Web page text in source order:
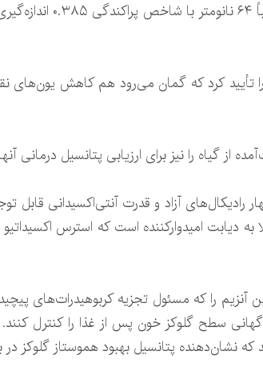
پراکندگی نور
تأیید کرد که گمان می‌رود هم کاهش یون‌های
از گیاه را نیز برای ارزیابی پتانسیل درمانی
رادیکال‌های آزاد و قدرت آنتی‌اکسیدانی قابل
به دیابت امیدوارکننده است که استرس
آنزیم را که مسئول تجزیه کربوهیدرات‌های
سطح گلوکز خون پس از غذا را کنترل
نشان‌دهنده پتانسیل بهبود هموستاز گلوکز